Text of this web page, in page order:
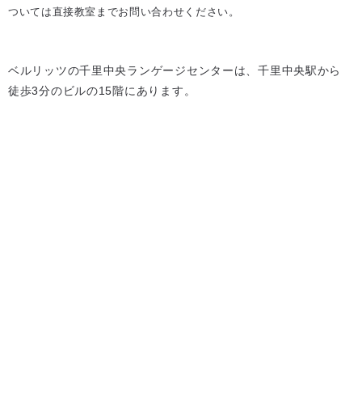
ついては直接教室までお問い合わせください。
ベルリッツの千里中央ランゲージセンターは、千里中央駅から
徒歩3分のビルの15階にあります。